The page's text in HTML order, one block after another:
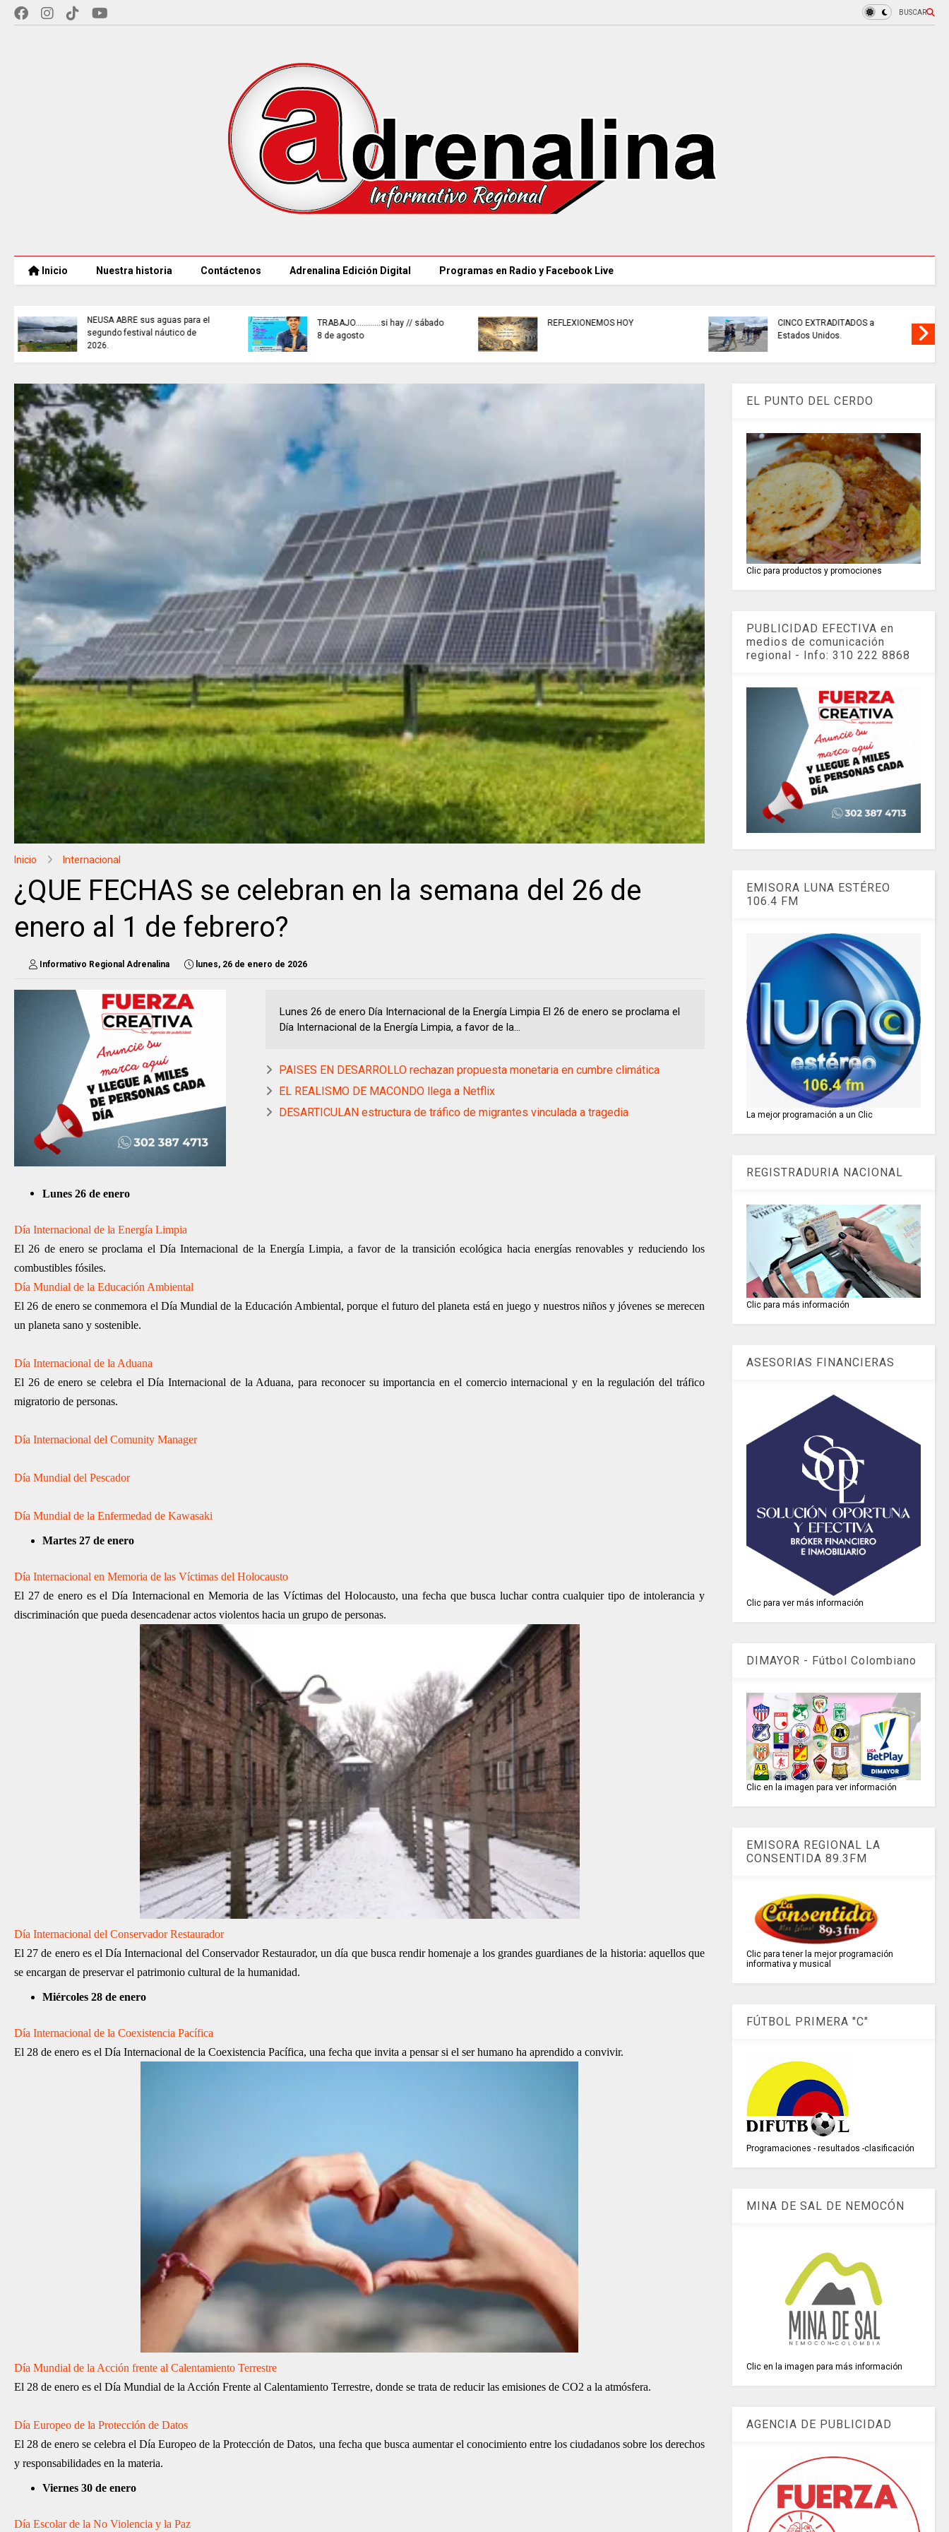
BUSCAR
Inicio Nuestra historia Contáctenos Adrenalina Edición Digital Programas en Radio y Facebook Live
CINCO EXTRADITADOS a
Estados Unidos.
ARTISTAS CON ADRENALINA //
Elio Roca / Te necesito tanto
EN SISGA - CUNDINAMARCA,
EN CHÍA: medidas de seguridad
para preservar el orden público
Inicio Internacional
¿QUE FECHAS se celebran en la semana del 26 de
enero al 1 de febrero?
Informativo Regional Adrenalina lunes, 26 de enero de 2026
Lunes 26 de enero Día Internacional de la Energía Limpia El 26 de enero se proclama el
Día Internacional de la Energía Limpia, a favor de la...
PAISES EN DESARROLLO rechazan propuesta monetaria en cumbre climática
EL REALISMO DE MACONDO llega a Netflix
DESARTICULAN estructura de tráfico de migrantes vinculada a tragedia
Lunes 26 de enero
Día Internacional de la Energía Limpia
El 26 de enero se proclama el Día Internacional de la Energía Limpia, a favor de la transición ecológica hacia energías renovables y reduciendo los
combustibles fósiles.
Día Mundial de la Educación Ambiental
El 26 de enero se conmemora el Día Mundial de la Educación Ambiental, porque el futuro del planeta está en juego y nuestros niños y jóvenes se merecen
un planeta sano y sostenible.
Día Internacional de la Aduana
El 26 de enero se celebra el Día Internacional de la Aduana, para reconocer su importancia en el comercio internacional y en la regulación del tráfico
migratorio de personas.
Día Internacional del Comunity Manager
Día Mundial del Pescador
Día Mundial de la Enfermedad de Kawasaki
Martes 27 de enero
Día Internacional en Memoria de las Víctimas del Holocausto
El 27 de enero es el Día Internacional en Memoria de las Víctimas del Holocausto, una fecha que busca luchar contra cualquier tipo de intolerancia y
discriminación que pueda desencadenar actos violentos hacia un grupo de personas.
Día Internacional del Conservador Restaurador
El 27 de enero es el Día Internacional del Conservador Restaurador, un día que busca rendir homenaje a los grandes guardianes de la historia: aquellos que
se encargan de preservar el patrimonio cultural de la humanidad.
Miércoles 28 de enero
Día Internacional de la Coexistencia Pacífica
El 28 de enero es el Día Internacional de la Coexistencia Pacífica, una fecha que invita a pensar si el ser humano ha aprendido a convivir.
Día Mundial de la Acción frente al Calentamiento Terrestre
El 28 de enero es el Día Mundial de la Acción Frente al Calentamiento Terrestre, donde se trata de reducir las emisiones de CO2 a la atmósfera.
Día Europeo de la Protección de Datos
El 28 de enero se celebra el Día Europeo de la Protección de Datos, una fecha que busca aumentar el conocimiento entre los ciudadanos sobre los derechos
y responsabilidades en la materia.
Viernes 30 de enero
Día Escolar de la No Violencia y la Paz
EL PUNTO DEL CERDO
Clic para productos y promociones
PUBLICIDAD EFECTIVA en
medios de comunicación
regional - Info: 310 222 8868
EMISORA LUNA ESTÉREO
106.4 FM
La mejor programación a un Clic
REGISTRADURIA NACIONAL
Clic para más información
ASESORIAS FINANCIERAS
Clic para ver más información
DIMAYOR - Fútbol Colombiano
Clic en la imagen para ver información
EMISORA REGIONAL LA
CONSENTIDA 89.3FM
Clic para tener la mejor programación
informativa y musical
FÚTBOL PRIMERA "C"
Programaciones - resultados -clasificación
MINA DE SAL DE NEMOCÓN
Clic en la imagen para más información
AGENCIA DE PUBLICIDAD